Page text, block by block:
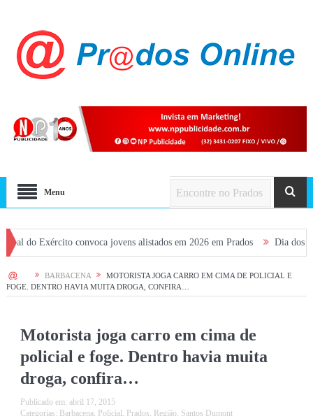
Menu
convoca jovens alistados em 2026 em Prados Dia dos Pais terá
HOME BARBACENA
MOTORISTA JOGA CARRO EM CIMA DE POLICIAL E
FOGE. DENTRO HAVIA MUITA DROGA, CONFIRA…
Motorista joga carro em cima de
policial e foge. Dentro havia muita
droga, confira…
Publicado em: abril 17, 2015
Categorias: Barbacena, Policial , Prados, Região, Santos Dumont